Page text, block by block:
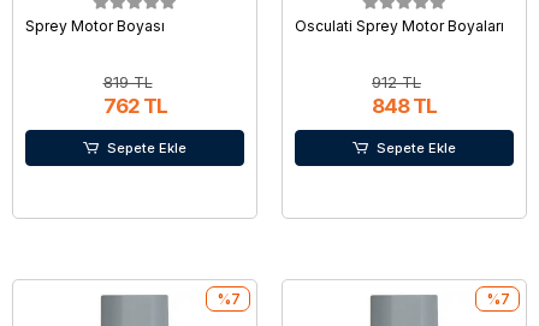
Sprey Motor Boyası
819 TL
762 TL
Sepete Ekle
Osculati Sprey Motor Boyaları
912 TL
848 TL
Sepete Ekle
%7 %7